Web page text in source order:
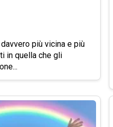
più vicina e più
in quella che gli